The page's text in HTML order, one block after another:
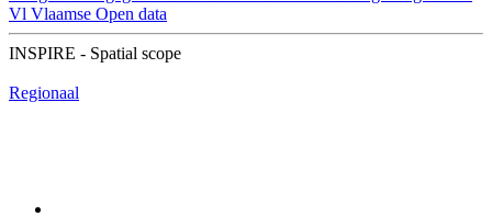
Vl Vlaamse Open data
INSPIRE - Spatial scope
Regionaal